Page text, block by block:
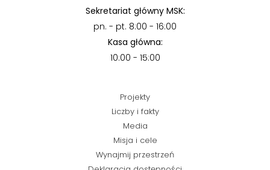
Sekretariat główny MSK:
pn. - pt. 8:00 - 16:00
Kasa główna:
10:00 - 15:00
Projekty
Liczby i fakty
Media
Misja i cele
Wynajmij przestrzeń